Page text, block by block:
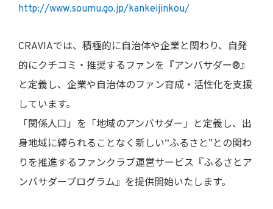
http://www.soumu.go.jp/kankeijinkou/
CRAVIAでは、積極的に自治体や企業と関わり、自発
的にクチコミ・推奨するファンを『アンバサダー®』
と定義し、企業や自治体のファン育成・活性化を支援
しています。
「関係人口」を「地域のアンバサダー」と定義し、出
身地域に縛られることなく新しい“ふるさと”との関わ
りを推進するファンクラブ運営サービス『ふるさとア
ンバサダープログラム』を提供開始いたします。